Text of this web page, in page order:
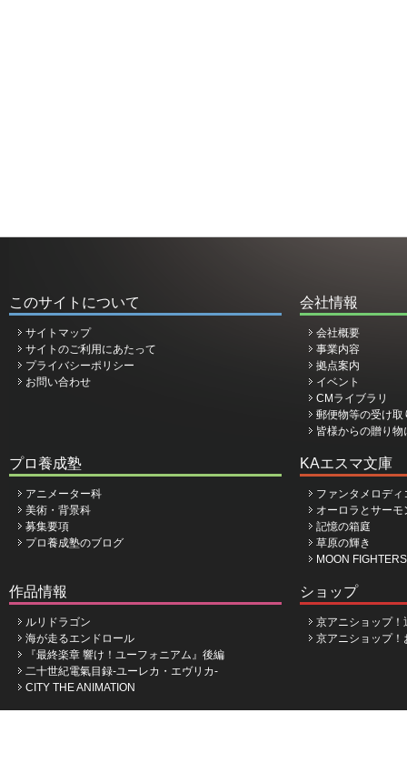
このサイトについて
サイトマップ
サイトのご利用にあたって
プライバシーポリシー
お問い合わせ
会社情報
会社概要
事業内容
拠点案内
イベント
CMライブラリ
郵便物等の受け取
皆様からの贈り
プロ養成塾
アニメーター科
美術・背景科
募集要項
プロ養成塾のブログ
KAエスマ文庫
ファンタメロデ
オーロラとサーモ
記憶の箱庭
草原の輝き
MOON
作品情報
ルリドラゴン
海が走るエンドロール
『最終楽章 響け！ユーフォニアム』後編
二十世紀電氣目録-ユーレカ・エヴリカ-
CITY THE ANIMATION
ショップ
京アニショップ！
京アニショップ！